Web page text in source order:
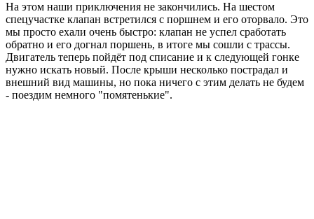
На этом наши приключения не закончились. На шестом
спецучастке клапан встретился с поршнем и его оторвало. Это
мы просто ехали очень быстро: клапан не успел сработать
обратно и его догнал поршень, в итоге мы сошли с трассы.
Двигатель теперь пойдёт под списание и к следующей гонке
нужно искать новый. После крыши несколько пострадал и
внешний вид машины, но пока ничего с этим делать не будем
- поездим немного "помятенькие".